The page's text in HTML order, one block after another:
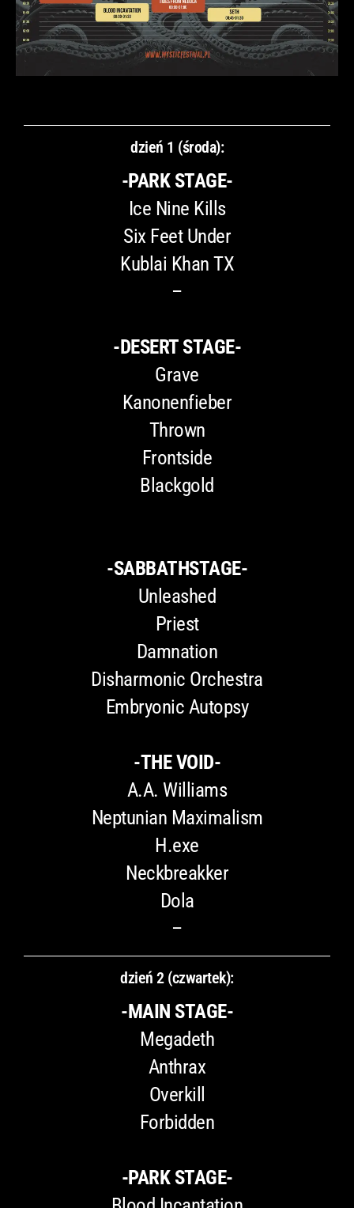
dzień 1 (środa):
-PARK STAGE-
Ice Nine Kills
Six Feet Under
Kublai Khan TX
–
-DESERT STAGE-
Grave
Kanonenfieber
Thrown
Frontside
Blackgold
-SABBATHSTAGE-
Unleashed
Priest
Damnation
Disharmonic Orchestra
Embryonic Autopsy
-THE VOID-
A.A. Williams
Neptunian Maximalism
H.exe
Neckbreakker
Dola
–
dzień 2 (czwartek):
-MAIN STAGE-
Megadeth
Anthrax
Overkill
Forbidden
-PARK STAGE-